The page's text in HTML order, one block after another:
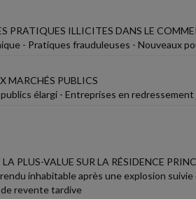
PRATIQUES ILLICITES DANS LE
- Pratiques frauduleuses - Nouveaux
MARCHÉS PUBLICS
élargi - Entreprises en
PLUS-VALUE SUR LA RÉSIDENCE
inhabitable après une explosion
revente tardive